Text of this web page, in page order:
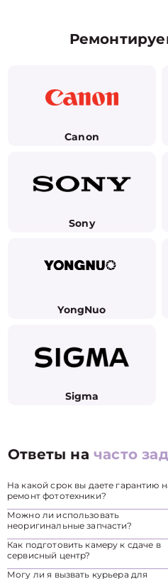
Canon
Sony
YongNuo
Sigma
Ответы начасто
На какой срок вы даете гарантию
ремонт фототехники?
Можно ли использовать
неоригинальные запчасти?
Как подготовить камеру к сдаче в
сервисный центр?
Могу ли я вызвать курьера для